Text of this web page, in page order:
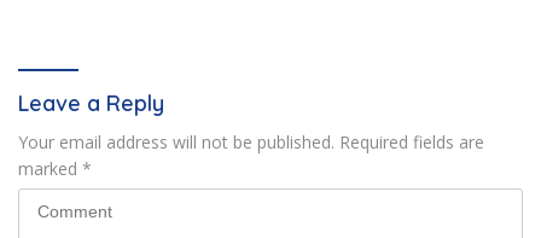
Leave a Reply
Your email address will not be published. Required fields are
marked *